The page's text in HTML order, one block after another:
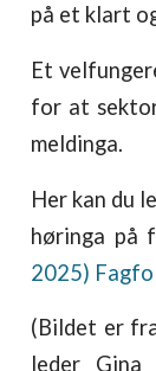
på et klart
Et
for at
meldinga.
Her kan du
høringa på
2025)
(Bildet er
leder